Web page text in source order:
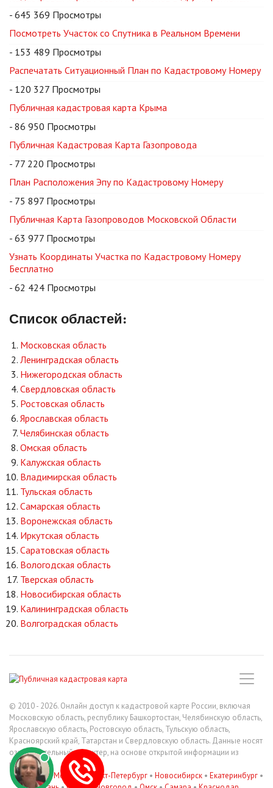
- 645 369 Просмотры
Посмотреть Участок со Спутника в Реальном Времени
- 153 489 Просмотры
Распечатать Ситуационный План по Кадастровому Номеру
- 120 327 Просмотры
Публичная кадастровая карта Крыма
- 86 950 Просмотры
Публичная Кадастровая Карта Газопровода
- 77 220 Просмотры
План Расположения Эпу по Кадастровому Номеру
- 75 897 Просмотры
Публичная Карта Газопроводов Московской Области
- 63 977 Просмотры
Узнать Координаты Участка по Кадастровому Номеру
Бесплатно
- 62 424 Просмотры
Список областей:
Московская область
Ленинградская область
Нижегородская область
Свердловская область
Ростовская область
Ярославская область
Челябинская область
Омская область
Калужская область
Владимирская область
Тульская область
Самарская область
Воронежская область
Иркутская область
Саратовская область
Вологодская область
Тверская область
Новосибирская область
Калининградская область
Волгоградская область
© 2010 - 2026. Онлайн доступ к кадастровой карте России, включая
Московскую область, республику Башкортостан, Челябинскую область,
Ярославскую область, Ростовскую область, Тульскую область,
Красноярский край, Татарстан и Свердловскую область. Данные носят
ознакомительный характер, на основе открытой информации из
росреестра.
В регионах :Москва•Санкт-Петербург• Новосибирск• Екатеринбург•